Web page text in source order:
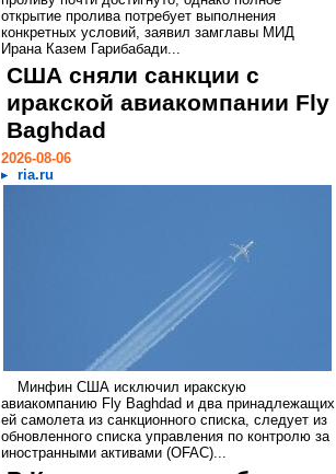
открытие пролива потребует выполнения
конкретных условий, заявил замглавы МИД
Ирана Казем Гарибабади...
США сняли санкции с
иракской авиакомпании Fly
Baghdad
2026-08-06
ria.ru
Минфин США исключил иракскую
авиакомпанию Fly Baghdad и два принадлежащих
ей самолета из санкционного списка, следует из
обновленного списка управления по контролю за
иностранными активами (OFAC)...